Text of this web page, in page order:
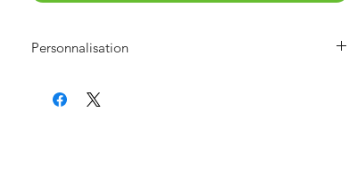
Personnalisation
pour un texte, limiter à 25 caractères pour une